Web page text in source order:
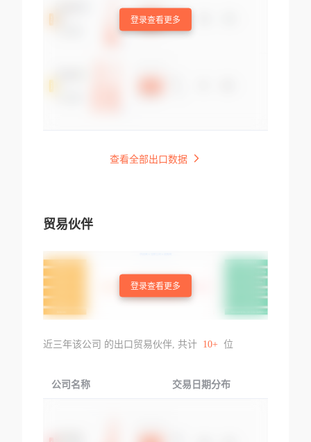
登录查看更多
查看全部出口数据
贸易伙伴
登录查看更多
近三年该公司 的出口贸易伙伴, 共计 10+ 位
公司名称 交易日期分布